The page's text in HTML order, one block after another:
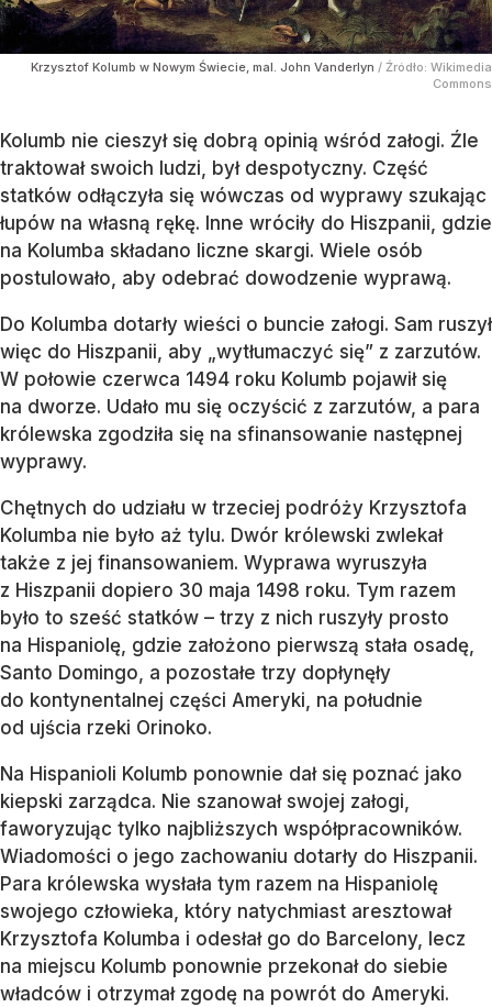
Krzysztof Kolumb w Nowym Świecie, mal. John Vanderlyn / Źródło: Wikimedia
Commons
Kolumb nie cieszył się dobrą opinią wśród załogi. Źle
traktował swoich ludzi, był despotyczny. Część
statków odłączyła się wówczas od wyprawy szukając
łupów na własną rękę. Inne wróciły do Hiszpanii, gdzie
na Kolumba składano liczne skargi. Wiele osób
postulowało, aby odebrać dowodzenie wyprawą.
Do Kolumba dotarły wieści o buncie załogi. Sam ruszył
więc do Hiszpanii, aby „wytłumaczyć się” z zarzutów.
W połowie czerwca 1494 roku Kolumb pojawił się
na dworze. Udało mu się oczyścić z zarzutów, a para
królewska zgodziła się na sfinansowanie następnej
wyprawy.
Chętnych do udziału w trzeciej podróży Krzysztofa
Kolumba nie było aż tylu. Dwór królewski zwlekał
także z jej finansowaniem. Wyprawa wyruszyła
z Hiszpanii dopiero 30 maja 1498 roku. Tym razem
było to sześć statków – trzy z nich ruszyły prosto
na Hispaniolę, gdzie założono pierwszą stała osadę,
Santo Domingo, a pozostałe trzy dopłynęły
do kontynentalnej części Ameryki, na południe
od ujścia rzeki Orinoko.
Na Hispanioli Kolumb ponownie dał się poznać jako
kiepski zarządca. Nie szanował swojej załogi,
faworyzując tylko najbliższych współpracowników.
Wiadomości o jego zachowaniu dotarły do Hiszpanii.
Para królewska wysłała tym razem na Hispaniolę
swojego człowieka, który natychmiast aresztował
Krzysztofa Kolumba i odesłał go do Barcelony, lecz
na miejscu Kolumb ponownie przekonał do siebie
władców i otrzymał zgodę na powrót do Ameryki.